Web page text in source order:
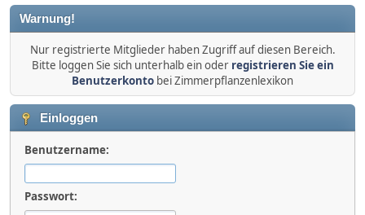
Warnung!
Nur registrierte Mitglieder haben Zugriff auf diesen Bereich.
Bitte loggen Sie sich unterhalb ein oder registrieren Sie ein
Benutzerkonto bei Zimmerpflanzenlexikon
Einloggen
Benutzername:
Passwort: